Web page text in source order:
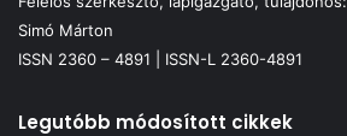
Simó Márton
ISSN 2360 – 4891 | ISSN-L 2360-4891
Legutóbb módosított cikkek